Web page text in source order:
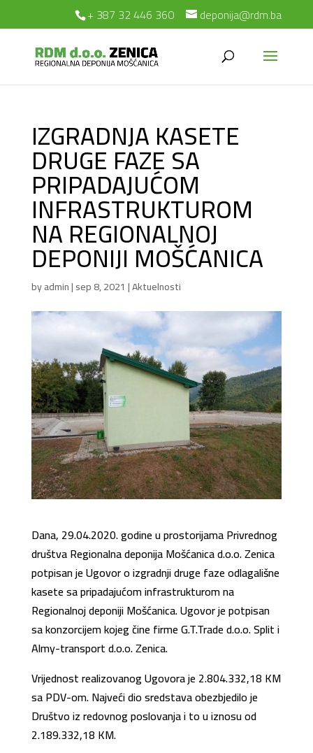
+ 387 32 446 360 deponija@rdm.ba
IZGRADNJA KASETE
DRUGE FAZE SA
PRIPADAJUĆOM
INFRASTRUKTUROM
NA REGIONALNOJ
DEPONIJI MOŠĆANICA
byadmin|sep 8, 2021 |Aktuelnosti
Dana, 29.04.2020. godine u prostorijama Privrednog
društva Regionalna deponija Mošćanica d.o.o. Zenica
potpisan je Ugovor o izgradnji druge faze odlagališne
kasete sa pripadajućom infrastrukturom na
Regionalnoj deponiji Mošćanica. Ugovor je potpisan
sa konzorcijem kojeg čine firme G.T.Trade d.o.o. Split i
Almy-transport d.o.o. Zenica.
Vrijednost realizovanog Ugovora je 2.804.332,18 KM
sa PDV-om. Najveći dio sredstava obezbjedilo je
Društvo iz redovnog poslovanja i to u iznosu od
2.189.332,18 KM.